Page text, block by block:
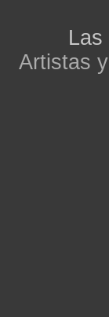
Las
Artistas